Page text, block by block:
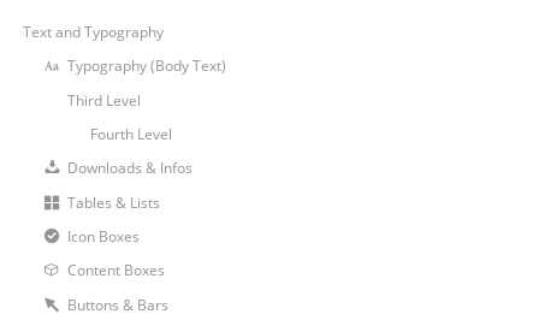
Text and Typography
Typography (Body Text)
Third Level
Fourth Level
Downloads & Infos
Tables & Lists
Icon Boxes
Content Boxes
Buttons & Bars